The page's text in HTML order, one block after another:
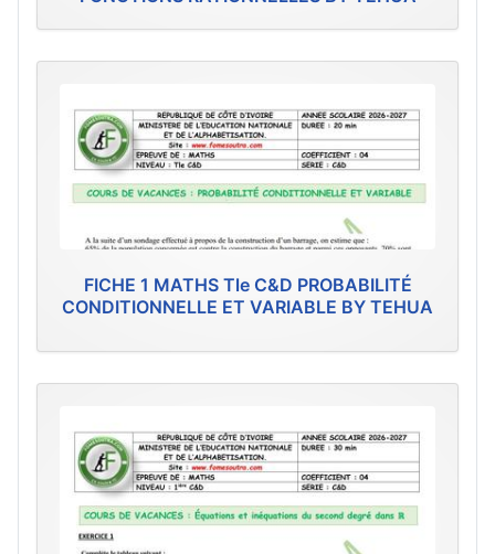
FICHE 1 MATHS Tle C&D PROBABILITÉ
CONDITIONNELLE ET VARIABLE BY TEHUA